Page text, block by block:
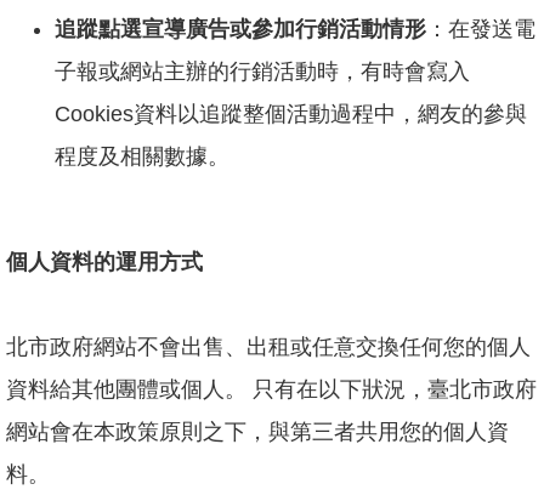
追蹤點選宣導廣告或參加行銷活動情形 ：在發送電
子報或網站主辦的行銷活動時，有時會寫入
Cookies資料以追蹤整個活動過程中，網友的參與
程度及相關數據。
個人資料的運用方式
北市政府網站不會出售、出租或任意交換任何您的個人
資料給其他團體或個人。 只有在以下狀況，臺北市政府
網站會在本政策原則之下，與第三者共用您的個人資
料。